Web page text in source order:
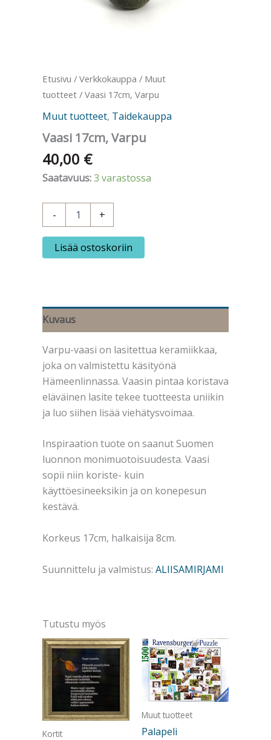
Etusivu / Verkkokauppa / Muut
tuotteet / Vaasi 17cm, Varpu
Muut tuotteet, Taidekauppa
Vaasi 17cm, Varpu
40,00 €
Saatavuus:3 varastossa
-
17cm,
määrä
+
Lisää ostoskoriin
Kuvaus
Varpu-vaasi on lasitettua keramiikkaa,
joka on valmistettu käsityönä
Hämeenlinnassa. Vaasin pintaa koristava
eläväinen lasite tekee tuotteesta uniikin
ja luo siihen lisää viehätysvoimaa.
Inspiraation tuote on saanut Suomen
luonnon monimuotoisuudesta. Vaasi
sopii niin koriste- kuin
käyttöesineeksikin ja on konepesun
kestävä.
Korkeus 17cm, halkaisija 8cm.
Suunnittelu ja valmistus: ALIISAMIRJAMI
Tutustu myös
Kortit
Muut tuotteet
Palapeli